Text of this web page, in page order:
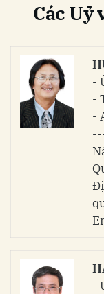
Các Uỷ
-
-
-
-